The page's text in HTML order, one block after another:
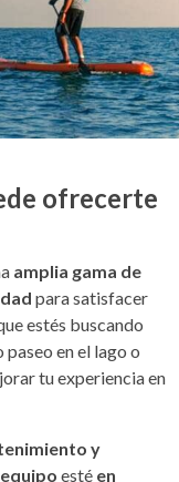
ofrecerte
amplia gama de
para satisfacer
estés buscando
en el lago o
tu experiencia en
y
equipo esté en